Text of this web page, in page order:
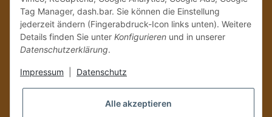
Vertrag widerrufen
Tag Manager, dash.bar. Sie können die Einstellung
jederzeit ändern (Fingerabdruck-Icon links unten). Weitere
Details finden Sie unter Konfigurieren und in unserer
Datenschutzerklärung.
Impressum Datenschutz
Alle akzeptieren